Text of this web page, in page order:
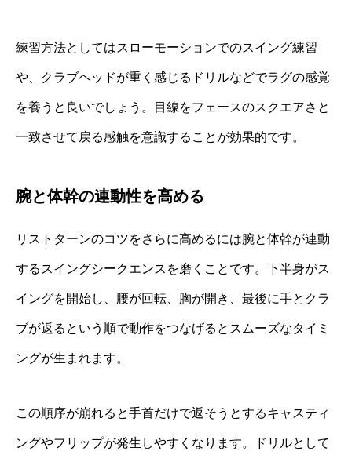
練習方法としてはスローモーションでのスイング練習
や、クラブヘッドが重く感じるドリルなどでラグの感覚
を養うと良いでしょう。目線をフェースのスクエアさと
一致させて戻る感触を意識することが効果的です。
腕と体幹の連動性を高める
リストターンのコツをさらに高めるには腕と体幹が連動
するスイングシークエンスを磨くことです。下半身がス
イングを開始し、腰が回転、胸が開き、最後に手とクラ
ブが返るという順で動作をつなげるとスムーズなタイミ
ングが生まれます。
この順序が崩れると手首だけで返そうとするキャスティ
ングやフリップが発生しやすくなります。ドリルとして